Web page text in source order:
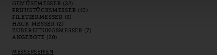
GEMÜSEMESSER (22)
FRÜHSTÜCKSMESSER (10)
FILETIERMESSER (3)
HACK MESSER (2)
ZUBEREITUNGSMESSER (7)
ANGEBOTE (20)
MESSERSERIEN